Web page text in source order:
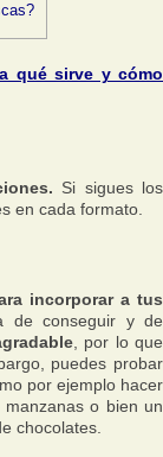
qué sirve y cómo
Si sigues los
en cada formato.
incorporar a tus
de conseguir y de
, por lo que
puedes probar
por ejemplo hacer
o bien un
chocolates.